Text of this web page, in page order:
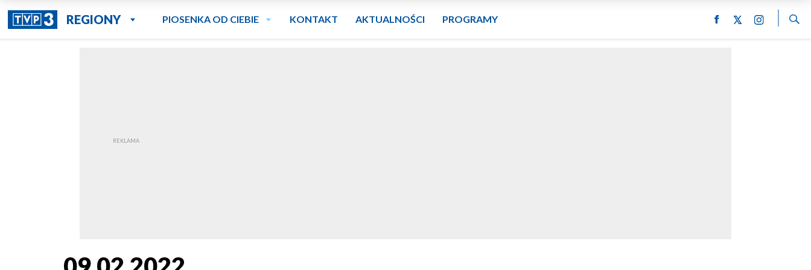
REGIONY PIOSENKA OD CIEBIE KONTAKT AKTUALNOŚCI PROGRAMY